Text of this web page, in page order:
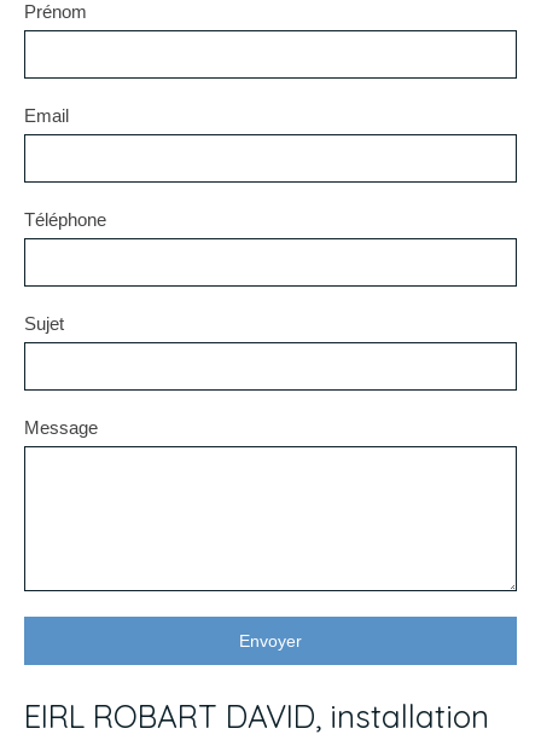
Prénom
Email
Téléphone
Sujet
Message
Envoyer
EIRL ROBART DAVID, installation